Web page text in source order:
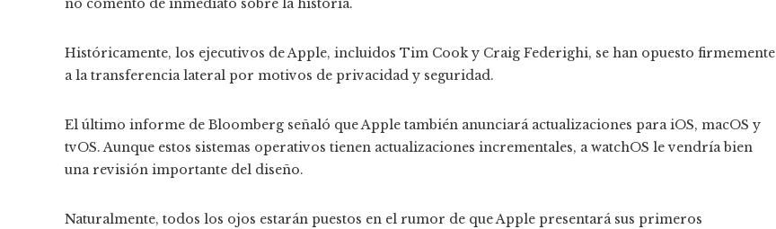
no comentó de inmediato sobre la historia.
Históricamente, los ejecutivos de Apple, incluidos Tim Cook y Craig Federighi, se han opuesto firmemente
a la transferencia lateral por motivos de privacidad y seguridad.
El último informe de Bloomberg señaló que Apple también anunciará actualizaciones para iOS, macOS y
tvOS. Aunque estos sistemas operativos tienen actualizaciones incrementales, a watchOS le vendría bien
una revisión importante del diseño.
Naturalmente, todos los ojos estarán puestos en el rumor de que Apple presentará sus primeros